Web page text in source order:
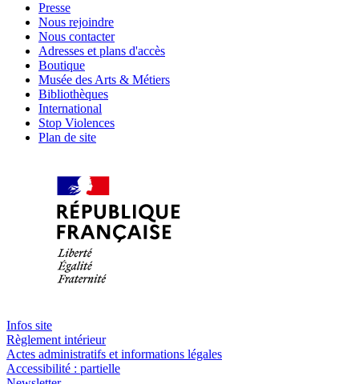
Presse
Nous rejoindre
Nous contacter
Adresses et plans d'accès
Boutique
Musée des Arts & Métiers
Bibliothèques
International
Stop Violences
Plan de site
Infos site
Règlement intérieur
Actes administratifs et informations légales
Accessibilité : partielle